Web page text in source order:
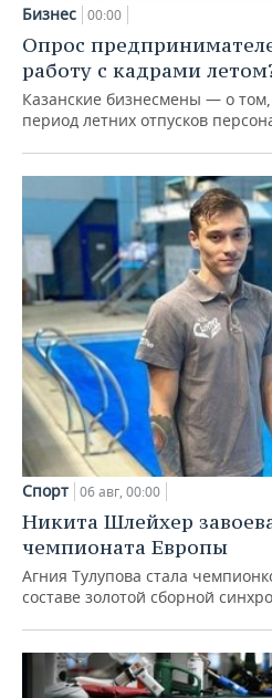
Бизнес 00:00
Опрос
работу с кадрами
Казанские бизнесмены — о
период летних отпусков
Спорт 06 авг, 00:00
Никита Шлейхер
чемпионата Европы
Агния Тулупова стала
составе золотой сборной